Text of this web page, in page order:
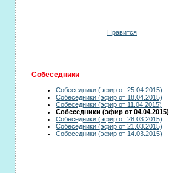
Нравится
Собеседники
Собеседники (эфир от 25.04.2015)
Собеседники (эфир от 18.04.2015)
Собеседники (эфир от 11.04.2015)
Собеседники (эфир от 04.04.2015)
Собеседники (эфир от 28.03.2015)
Собеседники (эфир от 21.03.2015)
Собеседники (эфир от 14.03.2015)